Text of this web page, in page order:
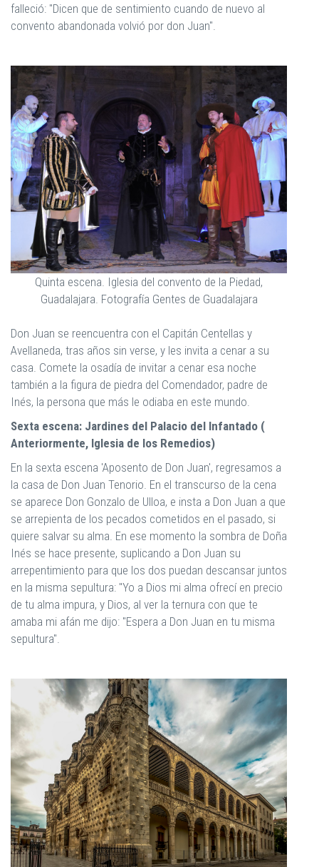
falleció: "Dicen que de sentimiento cuando de nuevo al
convento abandonada volvió por don Juan".
Quinta escena. Iglesia del convento de la Piedad,
Guadalajara. Fotografía Gentes de Guadalajara
Don Juan se reencuentra con el Capitán Centellas y
Avellaneda, tras años sin verse, y les invita a cenar a su
casa. Comete la osadía de invitar a cenar esa noche
también a la figura de piedra del Comendador, padre de
Inés, la persona que más le odiaba en este mundo.
Sexta escena: Jardines del Palacio del Infantado (
Anteriormente, Iglesia de los Remedios)
En la sexta escena 'Aposento de Don Juan', regresamos a
la casa de Don Juan Tenorio. En el transcurso de la cena
se aparece Don Gonzalo de Ulloa, e insta a Don Juan a que
se arrepienta de los pecados cometidos en el pasado, si
quiere salvar su alma. En ese momento la sombra de Doña
Inés se hace presente, suplicando a Don Juan su
arrepentimiento para que los dos puedan descansar juntos
en la misma sepultura: "Yo a Dios mi alma ofrecí en precio
de tu alma impura, y Dios, al ver la ternura con que te
amaba mi afán me dijo: "Espera a Don Juan en tu misma
sepultura".